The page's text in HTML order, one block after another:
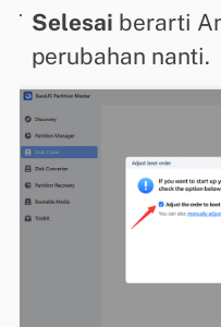
Selesai berarti
perubahan nanti.